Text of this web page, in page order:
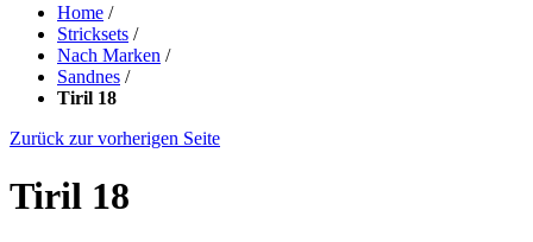
Home /
Stricksets /
Nach Marken /
Sandnes /
Tiril 18
Zurück zur vorherigen Seite
Tiril 18